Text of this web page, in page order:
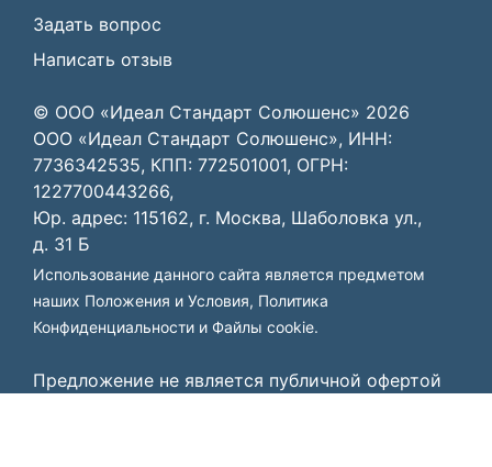
Задать вопрос
Написать отзыв
© ООО «Идеал Стандарт Солюшенс» 2026
ООО «Идеал Стандарт Солюшенс», ИНН:
7736342535, КПП: 772501001, ОГРН:
1227700443266,
Юр. адрес: 115162, г. Москва, Шаболовка ул.,
д. 31 Б
Использование данного сайта является предметом
наших Положения и Условия, Политика
Конфиденциальности и Файлы cookie.
Предложение не является публичной офертой